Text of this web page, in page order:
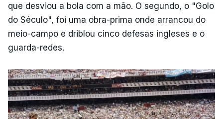
que desviou a bola com a mão. O segundo, o "Golo
do Século", foi uma obra-prima onde arrancou do
meio-campo e driblou cinco defesas ingleses e o
guarda-redes.